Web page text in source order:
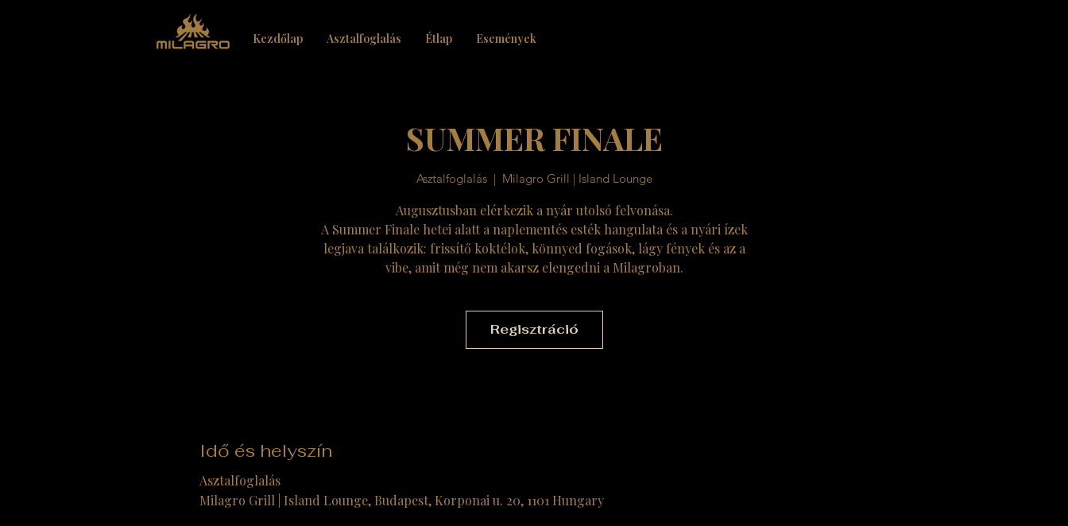
Kezdőlap Asztalfoglalás Étlap Események
SUMMER FINALE
Asztalfoglalás
  |
Milagro Grill | Island Lounge
Augusztusban elérkezik a nyár utolsó felvonása.
A Summer Finale hetei alatt a naplementés esték hangulata és a nyári ízek
legjava találkozik: frissítő koktélok, könnyed fogások, lágy fények és az a
vibe, amit még nem akarsz elengedni a Milagroban.
Regisztráció
Idő és helyszín
Asztalfoglalás
Milagro Grill | Island Lounge, Budapest, Korponai u. 20, 1101 Hungary